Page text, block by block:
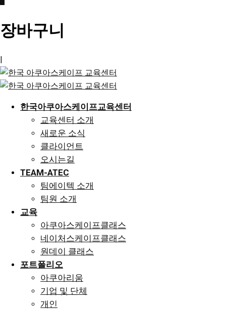
장바구니
|
한국아쿠아스케이프교육센터
교육센터 소개
새로운 소식
클라이언트
오시는길
TEAM-ATEC
팀에이텍 소개
팀원 소개
교육
아쿠아스케이프클래스
네이처스케이프클래스
원데이 클래스
포트폴리오
아쿠아리움
기업 및 단체
개인